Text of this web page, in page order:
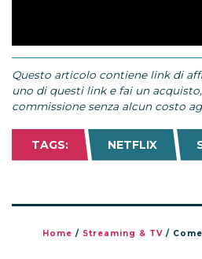
Questo articolo contiene link di
uno di questi link e fai un
commissione senza alcun costo
TAGS: NETFLIX
Home / Streaming & TV/